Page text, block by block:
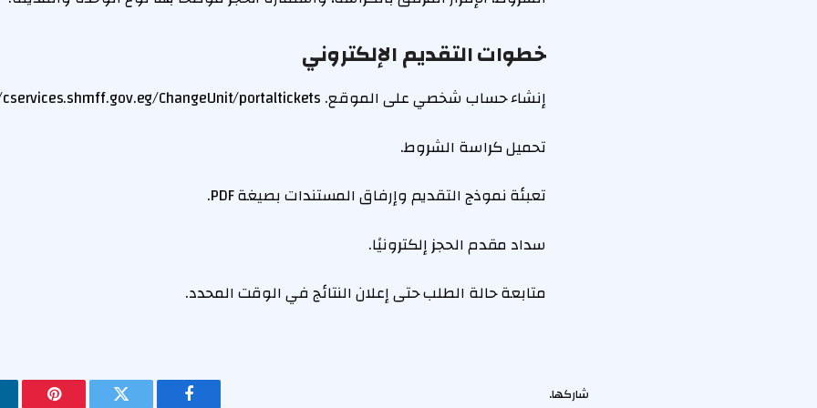
خطوات التقديم الإلكتروني
إنشاء حساب شخصي على الموقع. https://cservices.shmff.gov.eg/ChangeUnit/portaltickets
تحميل كراسة الشروط.
تعبئة نموذج التقديم وإرفاق المستندات بصيغة PDF.
سداد مقدم الحجز إلكترونيًا.
متابعة حالة الطلب حتى إعلان النتائج في الوقت المحدد.
شاركها.